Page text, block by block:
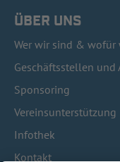
ÜBER UNS
Wer wir sind & wofür
Geschäftsstellen und
Sponsoring
Vereinsunterstützung
Infothek
Kontakt